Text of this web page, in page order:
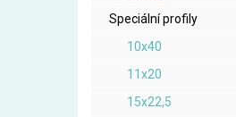
Speciální profily
10x40
11x20
15x22,5